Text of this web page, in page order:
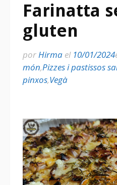
Farinatta
gluten
porHirma el 10/01/2024
món,Pizzes i pastissos
pinxos,Vegà